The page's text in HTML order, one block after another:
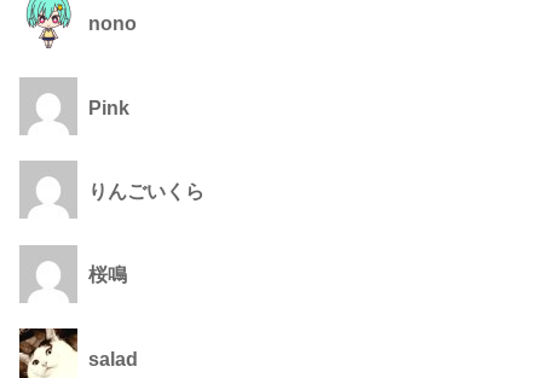
nono
Pink
りんごいくら
桜鳴
salad